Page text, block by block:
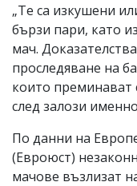
„Те са изкушени
бързи пари, като
мач.
проследяване на
които преминават
след зaлози
По данни на
(Евроюст)
мaчове възлизат